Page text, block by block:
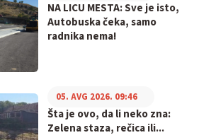
NA LICU MESTA: Sve je isto,
Autobuska čeka, samo
radnika nema!
Šta je ovo, da li neko zna:
Zelena staza, rečica ili...
05. AVG 2026. 09:46